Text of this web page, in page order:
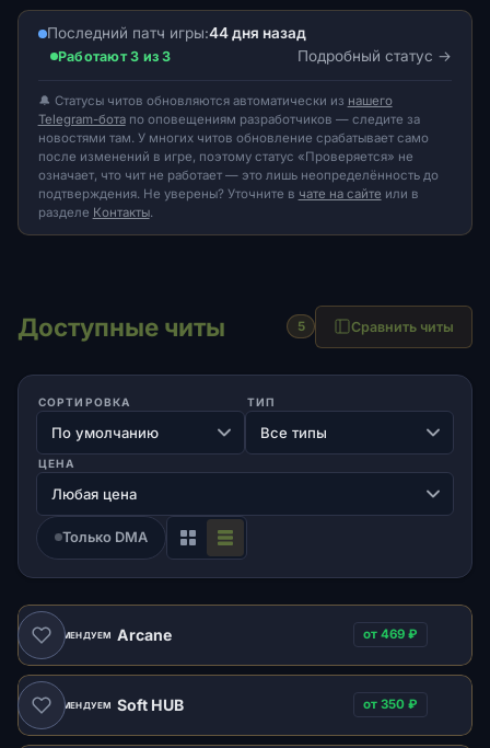
Последний патч игры:44 дня назад
Работают 3 из 3 Подробный статус
🔔 Статусы читов обновляются автоматически из нашего
Telegram-ботапо оповещениям разработчиков — следите за
новостями там. У многих читов обновление срабатывает само
после изменений в игре, поэтому статус «Проверяется» не
означает, что чит не работает — это лишь неопределённость до
подтверждения. Не уверены? Уточните в чате на сайте или в
разделе Контакты.
Доступные читы 5 Сравнить читы
СОРТИРОВКА ТИП
ЦЕНА
Только DMA
РЕКОМЕНДУЕМ Arcane от 469 ₽
РЕКОМЕНДУЕМ Soft HUB от 350 ₽